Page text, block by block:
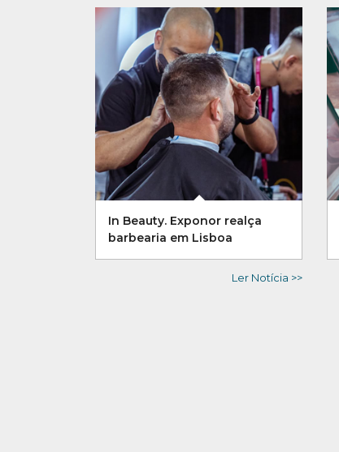
In Beauty. Exponor realça
barbearia em Lisboa
Ler Notícia >>